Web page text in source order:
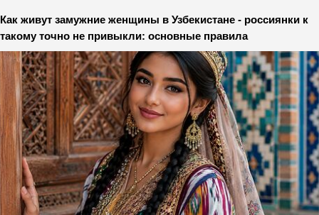
Как живут замужние женщины в Узбекистане - россиянки к
такому точно не привыкли: основные правила